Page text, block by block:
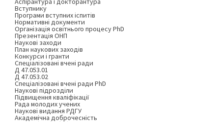
Вступнику
Програми вступних іспитів
Нормативні документи
Організація освітнього процесу PhD
Презентація ОНП
Наукові заходи
План наукових заходів
Конкурси і гранти
Спеціалізовані вчені ради
Д 47.053.01
Д 47.053.02
Спеціалізовані вчені ради PhD
Наукові підрозділи
Підвищення кваліфікації
Рада молодих учених
Наукові видання РДГУ
Академічна доброчесність